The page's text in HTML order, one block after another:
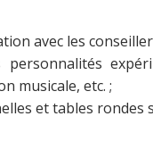
avec les
personnalités
musicale, etc. ;
et tables rondes